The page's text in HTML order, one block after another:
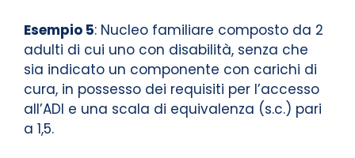
Esempio 5: Nucleo familiare composto da 2
adulti di cui uno con disabilità, senza che
sia indicato un componente con carichi di
cura, in possesso dei requisiti per l’accesso
all’ADI e una scala di equivalenza (s.c.) pari
a 1,5.